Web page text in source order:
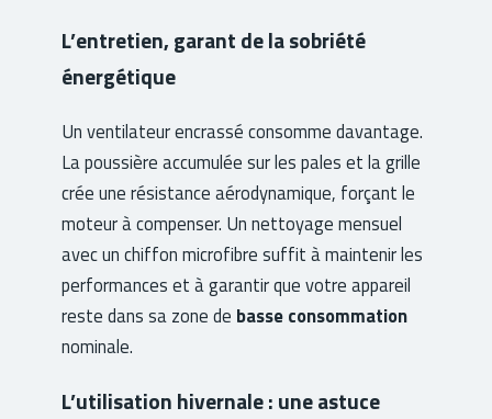
L’entretien, garant de la sobriété
énergétique
Un ventilateur encrassé consomme davantage.
La poussière accumulée sur les pales et la grille
crée une résistance aérodynamique, forçant le
moteur à compenser. Un nettoyage mensuel
avec un chiffon microfibre suffit à maintenir les
performances et à garantir que votre appareil
reste dans sa zone de basse consommation
nominale.
L’utilisation hivernale : une astuce